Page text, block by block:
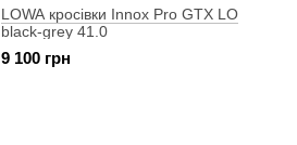
LOWA кросівки Innox Pro GTX LO
black-grey 41.0
9 100 грн